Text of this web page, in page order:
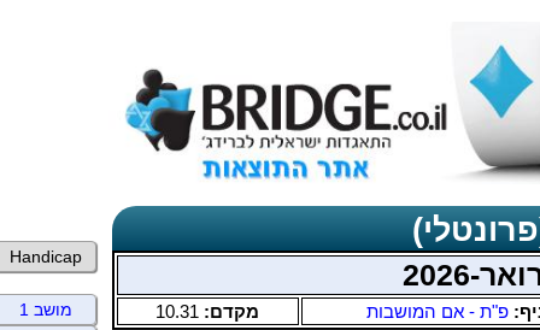
פ"ת - אם המושבות מקדם: 10.31
Handicap
מושב 1